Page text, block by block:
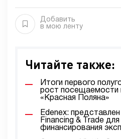
Добавить
в мою ленту
Читайте также:
Итоги первого
рост посещаемости
«Красная Поляна»
Edenex:
Financing & Trade
финансирования